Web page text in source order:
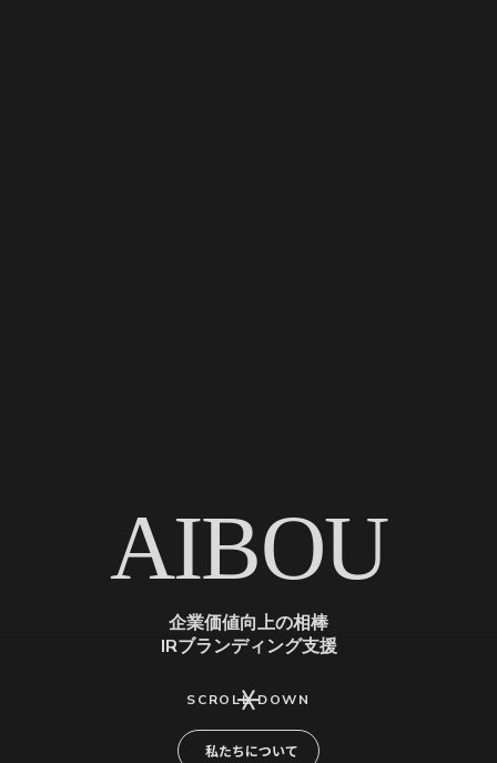
AIBOU
企業価値向上の相棒
IRブランディング支援
SCROLL DOWN
私たちについて